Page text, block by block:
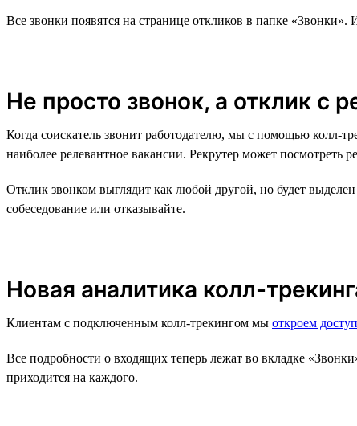
Все звонки появятся на странице откликов в папке
Не просто звонок, а отклик с
Когда соискатель звонит работодателю, мы с помощью колл-
наиболее релевантное вакансии. Рекрутер может посмотреть
Отклик звонком выглядит как любой другой, но будет
собеседование или отказывайте.
Новая аналитика колл-
Клиентам с подключенным колл-трекингом мы откроем
Все подробности о входящих теперь лежат во вкладке
приходится на каждого.